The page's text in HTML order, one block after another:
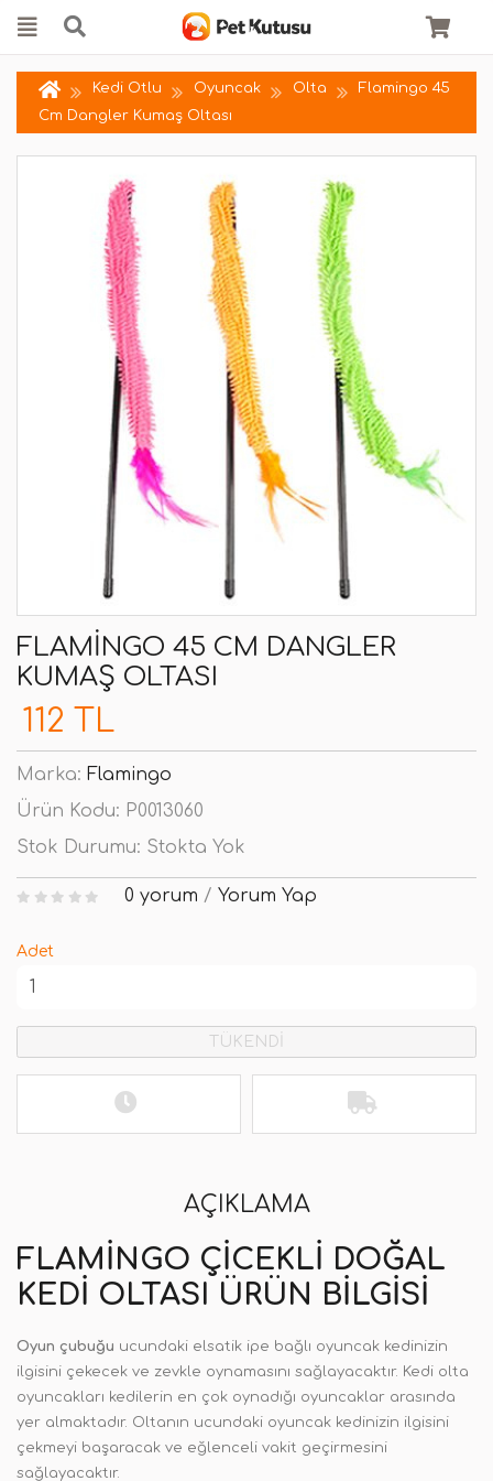
Kedi Otlu Oyuncak Olta
Flamingo 45
Cm Dangler Kumaş Oltası
FLAMINGO 45 CM DANGLER
KUMAŞ OLTASI
112 TL
Marka: Flamingo
Ürün Kodu: P0013060
Stok Durumu: Stokta Yok
0 yorum / Yorum Yap
Adet
TÜKENDİ
AÇIKLAMA
FLAMINGO ÇICEKLI DOĞAL
KEDI OLTASI ÜRÜN BILGISI
Oyun çubuğu ucundaki elsatik ipe bağlı oyuncak kedinizin
ilgisini çekecek ve zevkle oynamasını sağlayacaktır. Kedi olta
oyuncakları kedilerin en çok oynadığı oyuncaklar arasında
yer almaktadır. Oltanın ucundaki oyuncak kedinizin ilgisini
çekmeyi başaracak ve eğlenceli vakit geçirmesini
sağlayacaktır.